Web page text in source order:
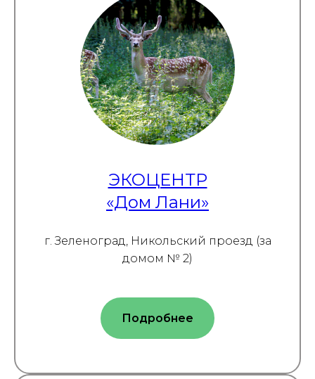
ЭКОЦЕНТР
«Дом Лани»
г. Зеленоград, Никольский проезд (за
домом № 2)
Подробнее